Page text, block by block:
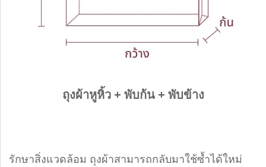
ถุงผ้าหูหิ้ว + พับก้น + พับข้าง
รักษาสิ่งแวดล้อม ถุงผ้าสามารถกลับมาใช้ซ้ำได้ใหม่